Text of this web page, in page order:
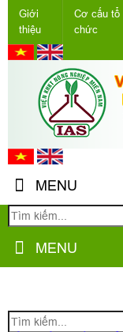
Giới
thiệu
Cơ cấu tổ
chức
MENU
MENU